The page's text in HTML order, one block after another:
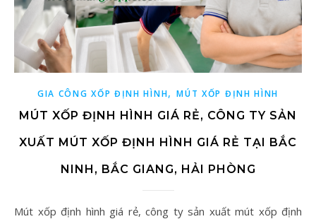
GIA CÔNG XỐP ĐỊNH HÌNH,MÚT XỐP ĐỊNH HÌNH
MÚT XỐP ĐỊNH HÌNH GIÁ RẺ, CÔNG TY SẢN
XUẤT MÚT XỐP ĐỊNH HÌNH GIÁ RẺ TẠI BẮC
NINH, BẮC GIANG, HẢI PHÒNG
Mút xốp định hình giá rẻ, công ty sản xuất mút xốp định